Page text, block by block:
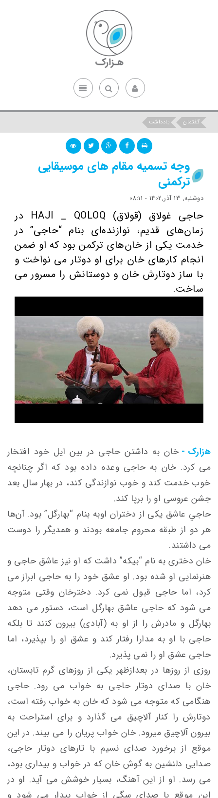
گفتمان یادداشت
وجه تسمیه مقام های موسیقایی
ترکمنی
دوشنبه, 13 آذر,1402 - 08:11
حاجی غولاق (قولاق) HAJI _ QOLOQ در
زمان‌های قديم، نوازنده‌ای بنام “حاجی” در
خدمت يكی از خان‌های تركمن بود كه او ضمن
انجام كارهای خان برای او دوتار می نواخت و
با ساز دوتارش خان و دوستانش را مسرور می
ساخت.
هزارک - خان به داشتن حاجی در بين ايل خود افتخار
می كرد. خان به حاجی وعده داده بود كه اگر چنانچه
خوب خدمت كند و خوب نوازندگی كند، در بهار سال بعد
جشن عروسی او را برپا كند.
حاجي عاشق يكی از دختران اوبه بنام “بهارگل” بود. آن‌ها
هر دو از طبقه محروم جامعه بودند و همديگر را دوست
می داشتند.
خان دختری به نام “بيكه” داشت كه او نيز عاشق حاجی و
هنرنمايی او شده بود. او عشق خود را به حاجی ابراز می
كرد، اما حاجی قبول نمی كرد. دخترخان وقتی متوجه
می شود كه حاجی عاشق بهارگل است، دستور می دهد
بهارگل و مادرش را از او به (آبادی) بيرون كنند تا بلكه
حاجی با او به مدارا رفتار كند و عشق او را بپذيرد، اما
حاجی عشق او را نمی پذيرد.
روزی از روزها در بعدازظهر يكی از روزهای گرم تابستان،
خان با صدای دوتار حاجی به خواب می رود. حاجی
هنگامی كه متوجه می شود كه خان به خواب رفته است،
دوتارش را كنار آلاچيق می گذارد و برای استراحت به
بيرون آلاچيق ميرود. خان خواب پريان را می بيند. در اين
موقع از برخورد صدای نسيم با تارهای دوتار حاجی،
صدايی دلنشين به گوش خان كه در خواب و بيداری بود،
می رسد. او از اين آهنگ، بسيار خوشش می آيد. او در
اين موقع با صدای سگی از خواب بيدار می شود و